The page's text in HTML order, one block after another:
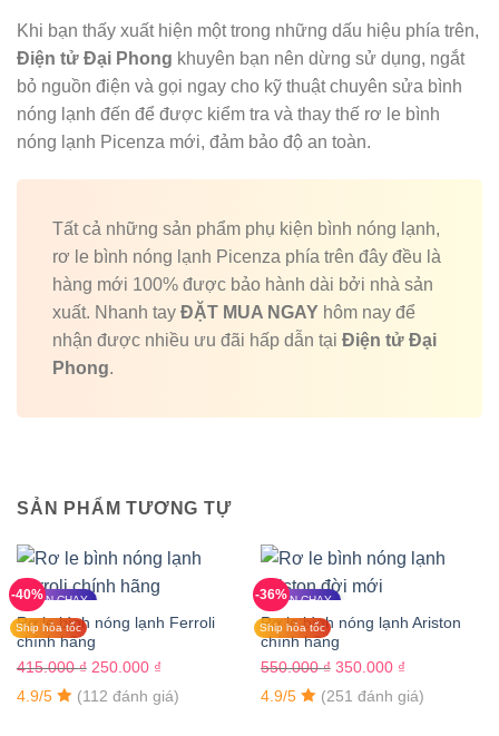
Khi bạn thấy xuất hiện một trong những dấu hiệu phía trên,
Điện tử Đại Phong khuyên bạn nên dừng sử dụng, ngắt
bỏ nguồn điện và gọi ngay cho kỹ thuật chuyên sửa bình
nóng lạnh đến để được kiểm tra và thay thế rơ le bình
nóng lạnh Picenza mới, đảm bảo độ an toàn.
Tất cả những sản phẩm phụ kiện bình nóng lạnh,
rơ le bình nóng lạnh Picenza phía trên đây đều là
hàng mới 100% được bảo hành dài bởi nhà sản
xuất. Nhanh tay ĐẶT MUA NGAY hôm nay để
nhận được nhiều ưu đãi hấp dẫn tại Điện tử Đại
Phong.
SẢN PHẨM TƯƠNG TỰ
-40%
Ship hỏa tốc
BÁN CHẠY
Rơ le bình nóng lạnh Ferroli
chính hãng
415.000₫ Giá
gốc
250.000 ₫Giá
hiện
4.9/5 (112 đánh giá)
-36%
Ship hỏa tốc
BÁN CHẠY
Rơ le bình nóng lạnh Ariston
chính hãng
550.000₫ Giá
gốc
350.000 ₫Giá
hiện
4.9/5 (251 đánh giá)